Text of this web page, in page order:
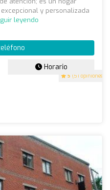
5 (51 opiniones)
y personalizada
leyendo
Horario